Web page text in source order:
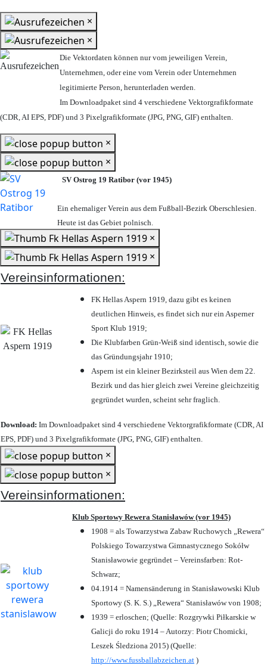
×
×
Die Vektordaten können nur vom jeweiligen Verein,
Unternehmen, oder eine vom Verein oder Unternehmen
legitimierte Person, herunterladen werden.
Im Downloadpaket sind 4 verschiedene Vektorgrafikformate
(CDR, AI EPS, PDF) und 3 Pixelgrafikformate (JPG, PNG, GIF) enthalten.
×
×
SV Ostrog 19 Ratibor (vor 1945)
Ein ehemaliger Verein aus dem Fußball-Bezirk Oberschlesien.
Heute ist das Gebiet polnisch.
×
×
Vereinsinformationen:
FK Hellas Aspern 1919, dazu gibt es keinen
deutlichen Hinweis, es findet sich nur ein Asperner
Sport Klub 1919;
Die Klubfarben Grün-Weiß sind identisch, sowie die
das Gründungsjahr 1910;
Aspern ist ein kleiner Bezirksteil aus Wien dem 22.
Bezirk und das hier gleich zwei Vereine gleichzeitig
gegründet wurden, scheint sehr fraglich.
Download: Im Downloadpaket sind 4 verschiedene Vektorgrafikformate (CDR, AI
EPS, PDF) und 3 Pixelgrafikformate (JPG, PNG, GIF) enthalten.
×
×
Vereinsinformationen:
Klub Sportowy Rewera Stanisławów (vor 1945)
1908 = als Towarzystwa Zabaw Ruchowych „Rewera“
Polskiego Towarzystwa Gimnastycznego Sokółw
Stanisławowie gegründet – Vereinsfarben: Rot-
Schwarz;
04.1914 = Namensänderung in Stanisławowski Klub
Sportowy (S. K. S.) „Rewera“ Stanisławów von 1908;
1939 = erloschen; (Quelle: Rozgrywki Piłkarskie w
Galicji do roku 1914 – Autorzy: Piotr Chomicki,
Leszek Śledziona 2015) (Quelle:
http://www.fussballabzeichen.at )